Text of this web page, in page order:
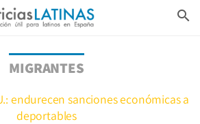
search
MIGRANTES
endurecen sanciones económicas a
deportables